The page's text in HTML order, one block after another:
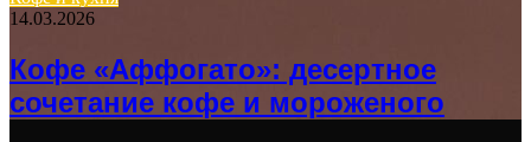
14.03.2026
Кофе «Аффогато»: десертное
сочетание кофе и мороженого